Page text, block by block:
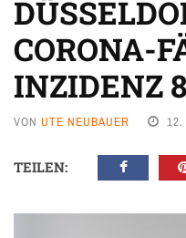
CORONA-
INZIDENZ
VON UTE NEUBAUER 12.
TEILEN: